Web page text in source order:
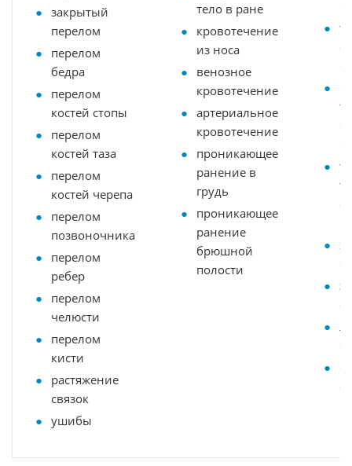
закрытый
перелом
перелом
бедра
перелом
костей стопы
перелом
костей таза
перелом
костей черепа
перелом
позвоночника
перелом
ребер
перелом
челюсти
перелом
кисти
растяжение
связок
ушибы
тело в ране
кровотечение
из носа
венозное
кровотечение
артериальное
кровотечение
проникающее
ранение в
грудь
проникающее
ранение
брюшной
полости